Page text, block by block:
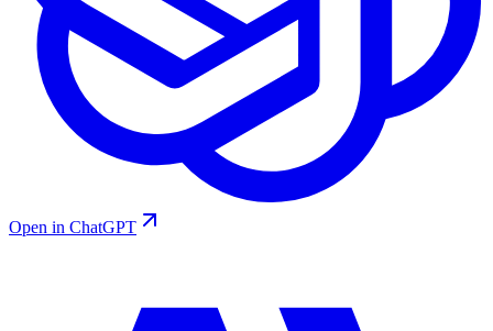
Open in ChatGPT